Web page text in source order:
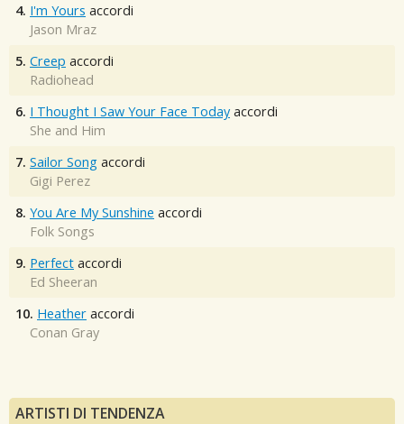
4. I'm Yours accordi
Jason Mraz
5. Creep accordi
Radiohead
6. I Thought I Saw Your Face Today accordi
She and Him
7. Sailor Song accordi
Gigi Perez
8. You Are My Sunshine accordi
Folk Songs
9. Perfect accordi
Ed Sheeran
10. Heather accordi
Conan Gray
ARTISTI DI TENDENZA